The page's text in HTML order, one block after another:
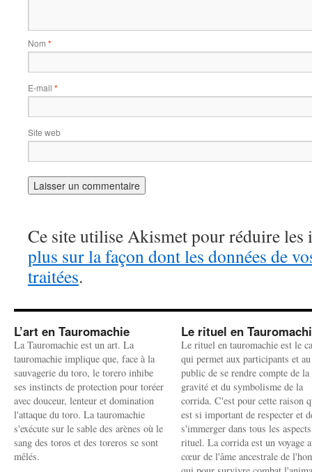
Nom *
E-mail *
Site web
Ce site utilise Akismet pour réduire les
plus sur la façon dont les données de
traitées.
L’art en Tauromachie
La Tauromachie est un art. La
tauromachie implique que, face à la
sauvagerie du toro, le torero inhibe
ses instincts de protection pour toréer
avec douceur, lenteur et domination
l'attaque du toro. La tauromachie
s'exécute sur le sable des arènes où le
sang des toros et des toreros se sont
mêlés.
Le rituel en
Le rituel en tauromachie est le
qui permet aux participants et au
public de se rendre compte de la
gravité et du symbolisme de la
corrida. C'est pour cette raison
est si important de respecter et
s'immerger dans tous les
rituel. La corrida est un voyage
cœur de l'âme ancestrale de